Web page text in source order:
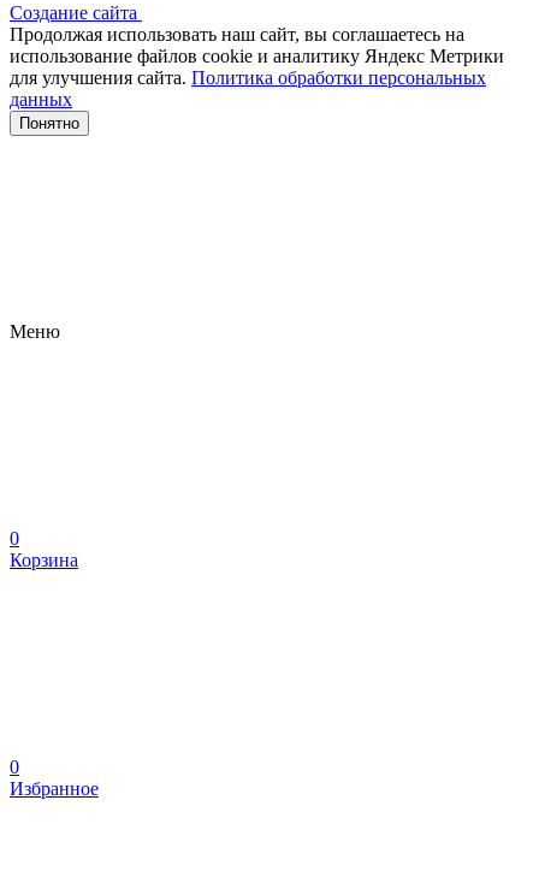
Создание сайта
Продолжая использовать наш сайт, вы соглашаетесь на
использование файлов сооkіе и аналитику Яндекс Метрики
для улучшения сайта. Политика обработки персональных
данных
Понятно
Меню
0
Корзина
0
Избранное